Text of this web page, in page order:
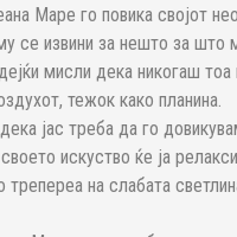
Маре го повика својот
се извини за нешто за
мисли дека никогаш
тежок како планина.
јас треба да го
искуство ќе ја
на слабата